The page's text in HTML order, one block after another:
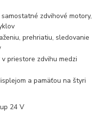
zdvihové motory,
prehriatiu, sledovanie
priestore zdvihu medzi
a pamäťou na štyri
24 V